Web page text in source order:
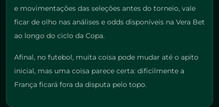
e movimentações das seleções antes do torneio, vale
ficar de olho nas análises e odds disponíveis na Vera Bet
ao longo do ciclo da Copa.
Afinal, no futebol, muita coisa pode mudar até o apito
inicial, mas uma coisa parece certa: dificilmente a
França ficará fora da disputa pelo topo.